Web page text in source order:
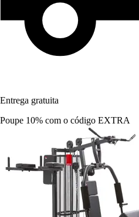
Entrega gratuita
Poupe 10% com o código EXTRA